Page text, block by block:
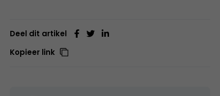
Deel dit artikel
Kopieer link